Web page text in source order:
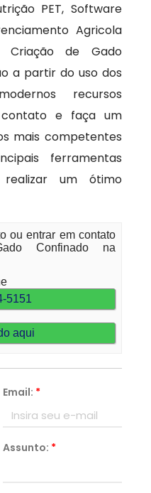
PET, Software
Agricola
Criação de Gado
a partir do uso dos
recursos
contato e faça um
mais competentes
ferramentas
realizar um ótimo
ou entrar em contato
Confinado na
5151
aqui
Email: *
Assunto: *